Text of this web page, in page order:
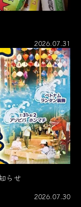
2026.07.31
らせ
2026.07.30